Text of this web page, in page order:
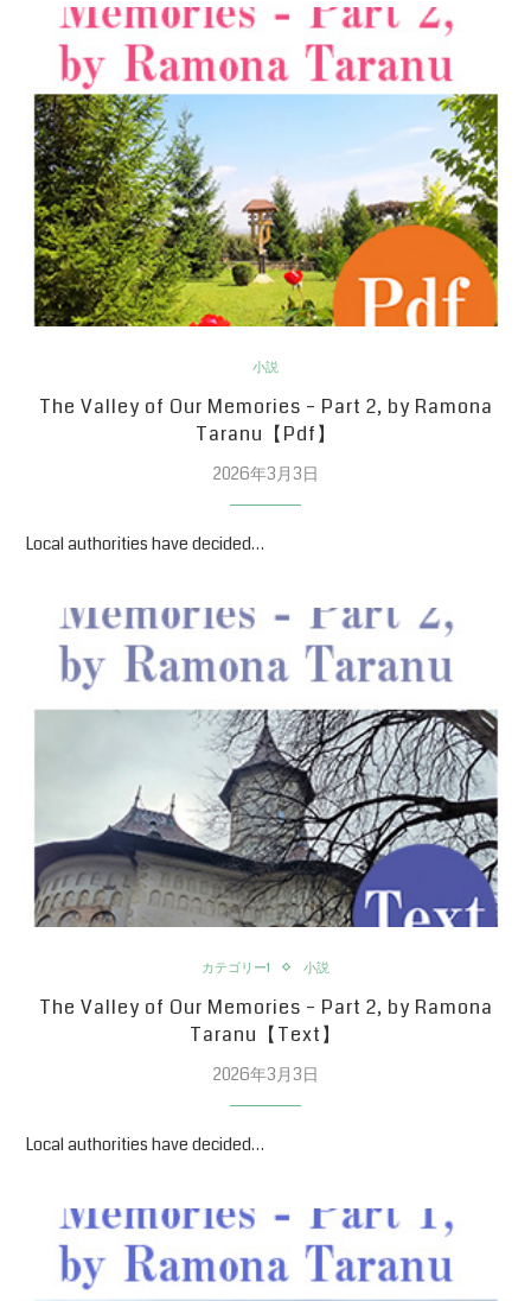
小説
The Valley of Our Memories – Part 2, by Ramona
Taranu【Pdf】
2026年3月3日
Local authorities have decided…
カテゴリー1 小説
The Valley of Our Memories – Part 2, by Ramona
Taranu【Text】
2026年3月3日
Local authorities have decided…